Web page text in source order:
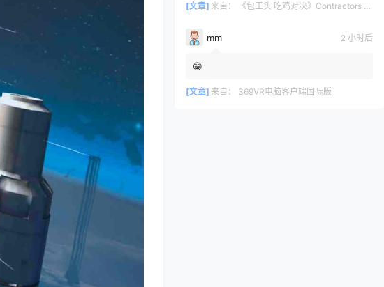
[文章] 来自： 《包工头 吃鸡对决》Contractors Showdown
mm 2 小时后
😁
[文章] 来自： 369VR电脑客户端国际版